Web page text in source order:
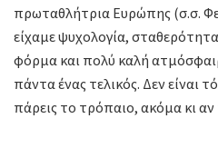
πρωταθλήτρια Ευρώπης (σ.σ.
είχαμε ψυχολογία,
φόρμα και πολύ καλή
πάντα ένας τελικός. Δεν είναι
πάρεις το τρόπαιο, ακόμα κι αν